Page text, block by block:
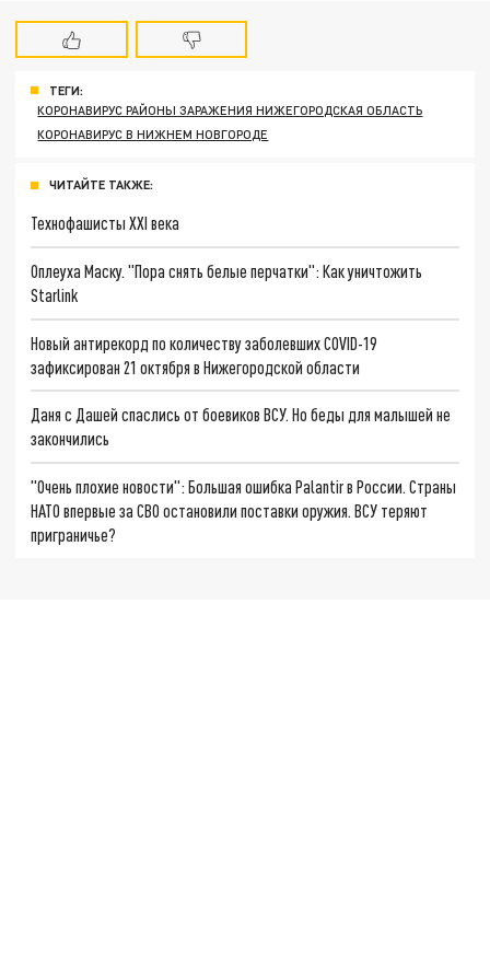
ТЕГИ:
КОРОНАВИРУС РАЙОНЫ ЗАРАЖЕНИЯ НИЖЕГОРОДСКАЯ ОБЛАСТЬ
КОРОНАВИРУС В НИЖНЕМ НОВГОРОДЕ
ЧИТАЙТЕ ТАКЖЕ:
Технофашисты XXI века
Оплеуха Маску. "Пора снять белые перчатки": Как уничтожить
Starlink
Новый антирекорд по количеству заболевших COVID-19
зафиксирован 21 октября в Нижегородской области
Даня с Дашей спаслись от боевиков ВСУ. Но беды для малышей не
закончились
"Очень плохие новости": Большая ошибка Palantir в России. Страны
НАТО впервые за СВО остановили поставки оружия. ВСУ теряют
приграничье?